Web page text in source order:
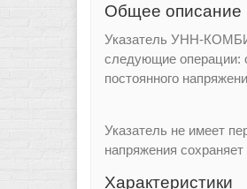
Общее описание
Указатель УНН-КОМБИ
следующие операции:
постоянного
Указатель не имеет
напряжения
Характеристики